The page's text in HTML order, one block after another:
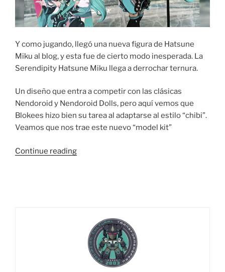
Y como jugando, llegó una nueva figura de Hatsune
Miku al blog, y esta fue de cierto modo inesperada. La
Serendipity Hatsune Miku llega a derrochar ternura.
Un diseño que entra a competir con las clásicas
Nendoroid y Nendoroid Dolls, pero aquí vemos que
Blokees hizo bien su tarea al adaptarse al estilo “chibi”.
Veamos que nos trae este nuevo “model kit”
Continue reading“Foto